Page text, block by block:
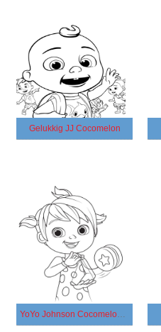
Gelukkig JJ Cocomelon
YoYo Johnson Cocomelon Schattig